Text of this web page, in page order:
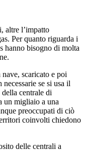
altre l’impatto
Per quanto riguarda i
hanno bisogno di molta
scaricato e poi
se si usa il
centrale di
un migliaio a una
preoccupati di ciò
coinvolti chiedono
delle centrali a